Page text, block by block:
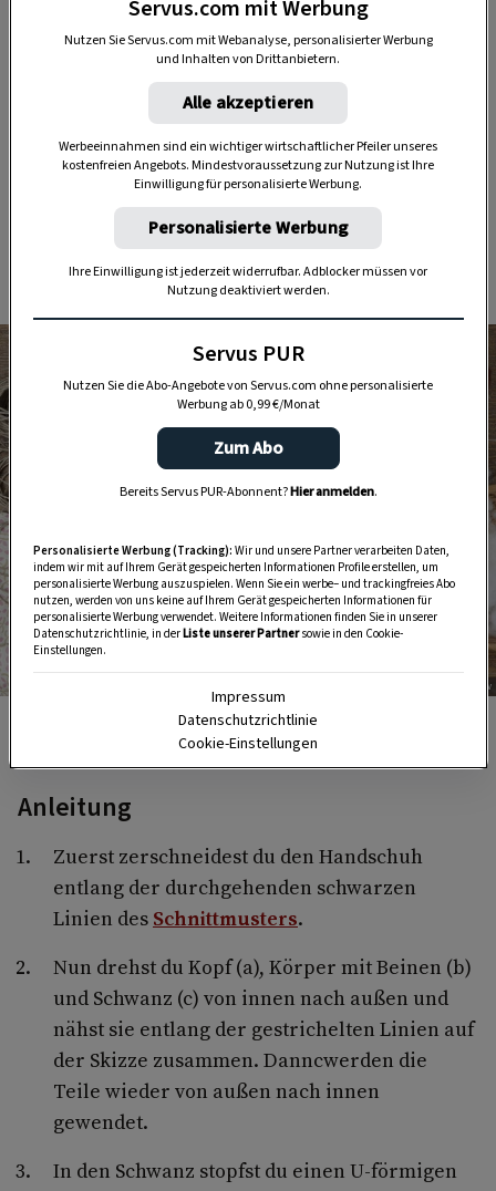
Anzeige
Foto: Katharina Gossow
Das braucht man für ein Eichhörnchen.
Anleitung
Zuerst zerschneidest du den Handschuh
entlang der durchgehenden schwarzen
Linien des Schnittmusters.
Nun drehst du Kopf (a), Körper mit Beinen (b)
und Schwanz (c) von innen nach außen und
nähst sie entlang der gestrichelten Linien auf
der Skizze zusammen. Danncwerden die
Teile wieder von außen nach innen
gewendet.
In den Schwanz stopfst du einen U-förmigen
Servus.com mit Werbung
Nutzen Sie Servus.com mit Webanalyse, personalisierter Werbung
und Inhalten von Drittanbietern.
Alle akzeptieren
Werbeeinnahmen sind ein wichtiger wirtschaftlicher Pfeiler unseres
kostenfreien Angebots. Mindestvoraussetzung zur Nutzung ist Ihre
Einwilligung für personalisierte Werbung.
Personalisierte Werbung
Ihre Einwilligung ist jederzeit widerrufbar. Adblocker müssen vor
Nutzung deaktiviert werden.
Servus PUR
Nutzen Sie die Abo-Angebote von Servus.com ohne personalisierte
Werbung ab 0,99 €/Monat
Zum Abo
Bereits Servus PUR-Abonnent?Hier anmelden.
Personalisierte Werbung (Tracking): Wir und unsere Partner verarbeiten Daten,
indem wir mit auf Ihrem Gerät gespeicherten Informationen Profile erstellen, um
personalisierte Werbung auszuspielen. Wenn Sie ein werbe– und trackingfreies Abo
nutzen, werden von uns keine auf Ihrem Gerät gespeicherten Informationen für
personalisierte Werbung verwendet. Weitere Informationen finden Sie in unserer
Datenschutzrichtlinie, in derListe unserer Partnersowie in den Cookie-
Einstellungen.
Impressum
Datenschutzrichtlinie
Cookie-Einstellungen